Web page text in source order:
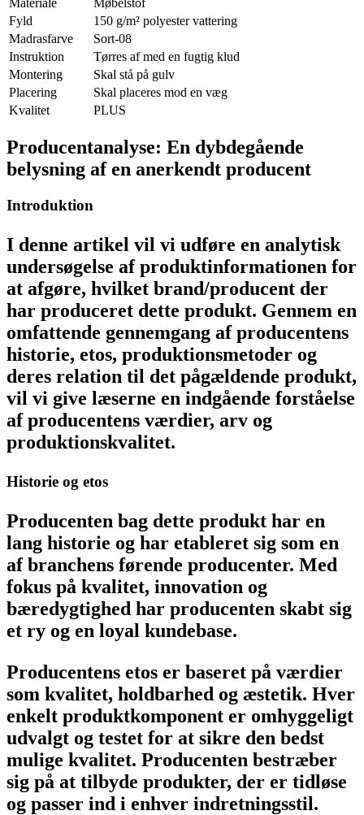
Fyld
150 g/m² polyester vattering
Madrasfarve
Sort-08
Instruktion
Tørres af med en fugtig klud
Montering
Skal stå på gulv
Placering
Skal placeres mod en væg
Kvalitet
PLUS
Producentanalyse: En dybdegående
belysning af en anerkendt producent
Introduktion
I denne artikel vil vi udføre en analytisk
undersøgelse af produktinformationen for
at afgøre, hvilket brand/producent der
har produceret dette produkt. Gennem en
omfattende gennemgang af producentens
historie, etos, produktionsmetoder og
deres relation til det pågældende produkt,
vil vi give læserne en indgående forståelse
af producentens værdier, arv og
produktionskvalitet.
Historie og etos
Producenten bag dette produkt har en
lang historie og har etableret sig som en
af branchens førende producenter. Med
fokus på kvalitet, innovation og
bæredygtighed har producenten skabt sig
et ry og en loyal kundebase.
Producentens etos er baseret på værdier
som kvalitet, holdbarhed og æstetik. Hver
enkelt produktkomponent er omhyggeligt
udvalgt og testet for at sikre den bedst
mulige kvalitet. Producenten bestræber
sig på at tilbyde produkter, der er tidløse
og passer ind i enhver indretningsstil.